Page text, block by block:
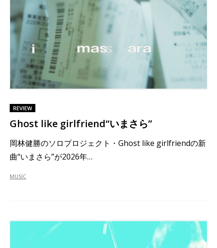
REVIEW
Ghost like girlfriend“いまさら”
岡林健勝のソロプロジェクト・Ghost like girlfriendの新
曲“いまさら”が2026年…
MUSIC